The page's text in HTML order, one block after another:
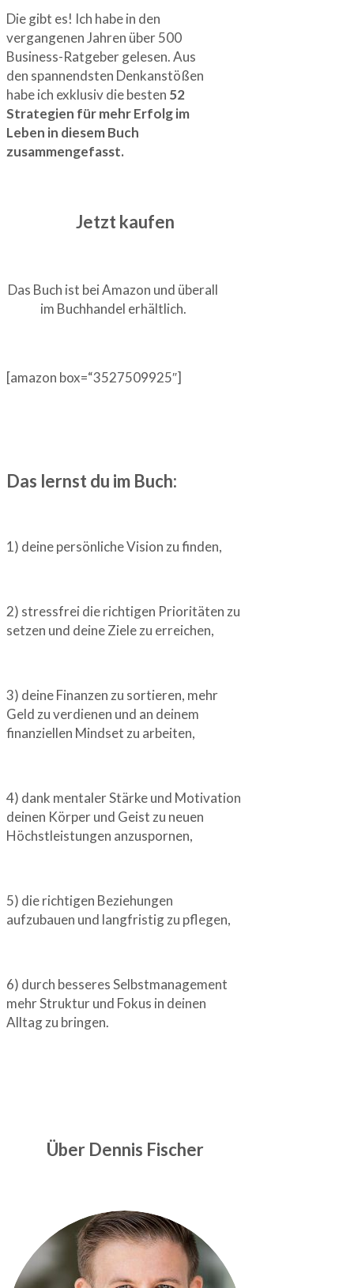
Die gibt es! Ich habe in den
vergangenen Jahren über 500
Business-Ratgeber gelesen. Aus
den spannendsten Denkanstößen
habe ich exklusiv die besten 52
Strategien für mehr Erfolg im
Leben in diesem Buch
zusammengefasst.
Jetzt kaufen
Das Buch ist bei Amazon und überall
im Buchhandel erhältlich.
[amazon box=“3527509925″]
Das lernst du im Buch:
1) deine persönliche Vision zu finden,
2) stressfrei die richtigen Prioritäten zu
setzen und deine Ziele zu erreichen,
3) deine Finanzen zu sortieren, mehr
Geld zu verdienen und an deinem
finanziellen Mindset zu arbeiten,
4) dank mentaler Stärke und Motivation
deinen Körper und Geist zu neuen
Höchstleistungen anzuspornen,
5) die richtigen Beziehungen
aufzubauen und langfristig zu pflegen,
6) durch besseres Selbstmanagement
mehr Struktur und Fokus in deinen
Alltag zu bringen.
Über Dennis Fischer